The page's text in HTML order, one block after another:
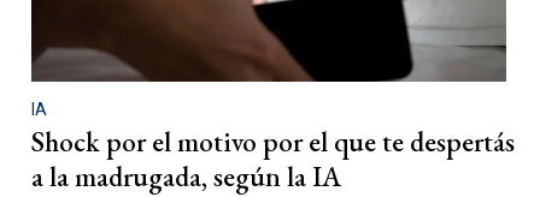
IA
Shock por el motivo por el que te despertás
a la madrugada, según la IA